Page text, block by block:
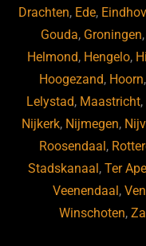
Drachten, Ede,
Gouda, Groningen,
Helmond, Hengelo,
Hoogezand, Hoorn,
Lelystad, Maastricht,
Nijkerk, Nijmegen,
Roosendaal,
Stadskanaal,Ter
Veenendaal,
Winschoten,